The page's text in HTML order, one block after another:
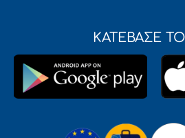
ΚΑΤΕΒΑΣΕ ΤΟ